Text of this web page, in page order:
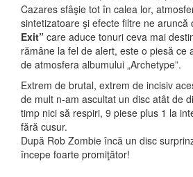
Cazares sfâşie tot în calea lor,
sintetizatoare şi efecte filtre ne aruncă
Exit” care aduce tonuri ceva mai
rămâne la fel de alert, este o piesă ce
de atmosfera albumului „Archetype”.
Extrem de brutal, extrem de incisiv
de mult n-am ascultat un disc atât de
timp nici să respiri, 9 piese plus 1 la
fără cusur.
După Rob Zombie încă un disc
începe foarte promiţător!